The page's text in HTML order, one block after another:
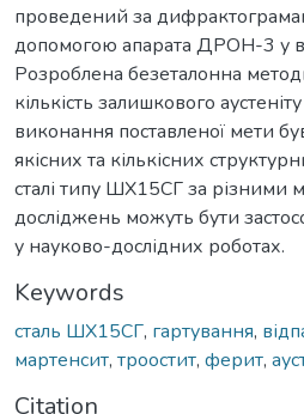
проведений за
допомогою апарата ДРОН-3 у
Розроблена безеталонна
кількість залишкового
виконання поставленої мети
якісних та кількісних
сталі типу ШХ15СГ за різними
досліджень можуть бути
у науково-дослідних роботах.
Keywords
сталь ШХ15СГ, гартування,
мартенсит, троостит, ферит,
Citation